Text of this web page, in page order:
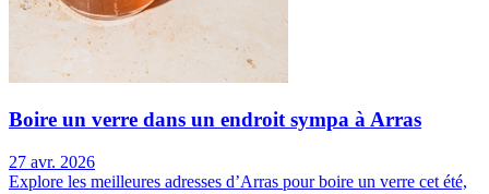
Boire un verre dans un endroit sympa à Arras
27 avr. 2026
Explore les meilleures adresses d’Arras pour boire un verre cet été,